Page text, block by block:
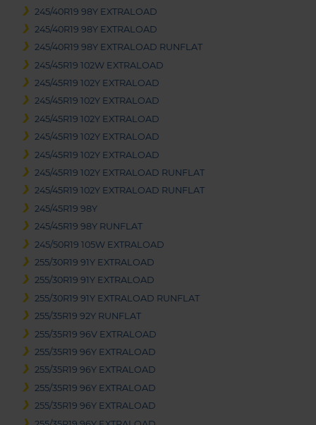
245/40R19 98Y EXTRALOAD
245/40R19 98Y EXTRALOAD
245/40R19 98Y EXTRALOAD RUNFLAT
245/45R19 102W EXTRALOAD
245/45R19 102Y EXTRALOAD
245/45R19 102Y EXTRALOAD
245/45R19 102Y EXTRALOAD
245/45R19 102Y EXTRALOAD
245/45R19 102Y EXTRALOAD
245/45R19 102Y EXTRALOAD RUNFLAT
245/45R19 102Y EXTRALOAD RUNFLAT
245/45R19 98Y
245/45R19 98Y RUNFLAT
245/50R19 105W EXTRALOAD
255/30R19 91Y EXTRALOAD
255/30R19 91Y EXTRALOAD
255/30R19 91Y EXTRALOAD RUNFLAT
255/35R19 92Y RUNFLAT
255/35R19 96V EXTRALOAD
255/35R19 96Y EXTRALOAD
255/35R19 96Y EXTRALOAD
255/35R19 96Y EXTRALOAD
255/35R19 96Y EXTRALOAD